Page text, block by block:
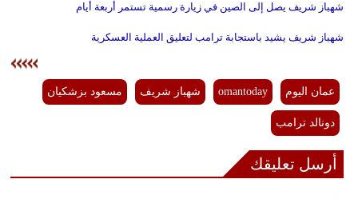
شهباز شريف يصل إلى الصين في زيارة رسمية تستمر أربعة أيام
شهباز شريف يشيد باستجابة ترامب لتعليق العملية العسكرية
عمان اليوم omantoday شهباز شريف مسعود بزشكيان
دونالد ترامب
أرسل تعليقك